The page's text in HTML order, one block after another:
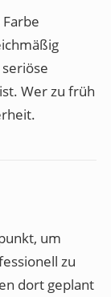
Wer zu früh
um
zu
dort geplant